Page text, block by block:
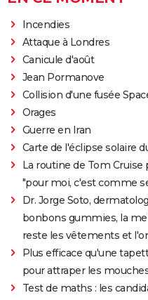
Incendies
Attaque à Londres
Canicule d'août
Jean Pormanove
Collision d'une fusée
Orages
Guerre en Iran
Carte de l'éclipse solaire
La routine de Tom Cruise
"pour moi, c'est comme
Dr. Jorge Soto,
bonbons gummies, la
reste les vêtements et
Plus efficace qu'une
pour attraper les
Test de maths : les